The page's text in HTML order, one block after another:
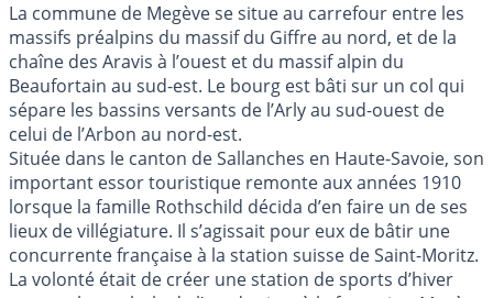
La commune de Megève se situe au carrefour entre les
massifs préalpins du massif du Giffre au nord, et de la
chaîne des Aravis à l’ouest et du massif alpin du
Beaufortain au sud-est. Le bourg est bâti sur un col qui
sépare les bassins versants de l’Arly au sud-ouest de
celui de l’Arbon au nord-est.
Située dans le canton de Sallanches en Haute-Savoie, son
important essor touristique remonte aux années 1910
lorsque la famille Rothschild décida d’en faire un de ses
lieux de villégiature. Il s’agissait pour eux de bâtir une
concurrente française à la station suisse de Saint-Moritz.
La volonté était de créer une station de sports d’hiver